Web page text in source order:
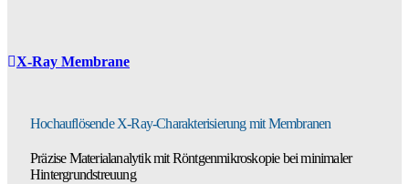
X-Ray Membrane
Hochauflösende X-Ray-Charakterisierung mit Membranen
Präzise Materialanalytik mit Röntgenmikroskopie bei minimaler
Hintergrundstreuung